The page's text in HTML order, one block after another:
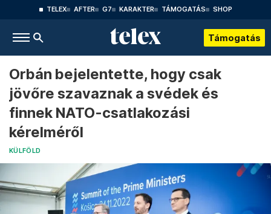
TELEX AFTER G7 KARAKTER TÁMOGATÁS SHOP
Támogatás
Orbán bejelentette, hogy csak
jövőre szavaznak a svédek és
finnek NATO-csatlakozási
kérelméről
KÜLFÖLD